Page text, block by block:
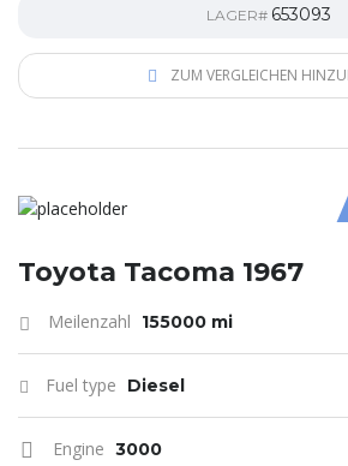
LAGER# 653093
ZUM VERGLEICHEN
Toyota Tacoma 1967
Meilenzahl 155000 mi
Fuel type Diesel
Engine 3000